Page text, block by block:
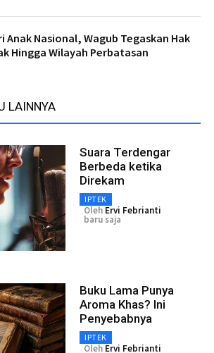
Anak Nasional, Wagub Tegaskan Hak
Hingga Wilayah Perbatasan
LAINNYA
Suara Terdengar
Berbeda ketika
Direkam
IPTEK
Oleh Ervi Febrianti
baru saja
Buku Lama Punya
Aroma Khas? Ini
Penyebabnya
IPTEK
Oleh Ervi Febrianti